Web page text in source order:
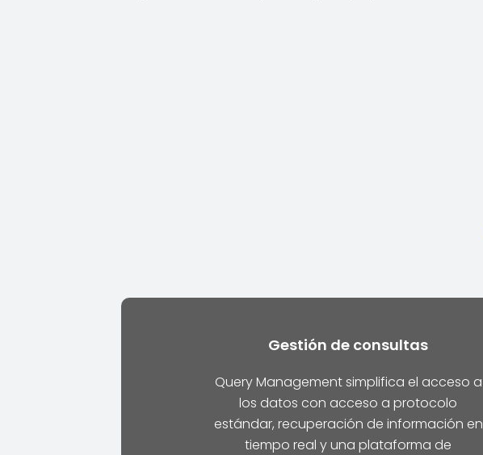
Gestión de consultas
Query Management simplifica el acceso a
los datos con acceso a protocolo
estándar, recuperación de información en
tiempo real y una plataforma de